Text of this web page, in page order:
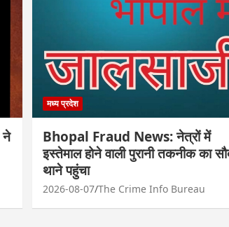
ने
मध्य प्रदेश
Bhopal Fraud News: नेत्रों में
इस्तेमाल होने वाली पुरानी तकनीक का
थाने पहुंचा
2026-08-07 The Crime Info Bureau